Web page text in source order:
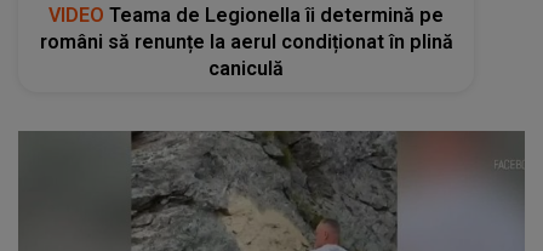
VIDEO Teama de Legionella îi determină pe
români să renunțe la aerul condiționat în plină
caniculă